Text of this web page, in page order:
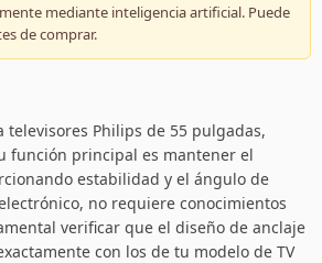
mediante inteligencia artificial. Puede
de comprar.
televisores Philips de 55 pulgadas,
función principal es mantener el
estabilidad y el ángulo de
no requiere conocimientos
verificar que el diseño de anclaje
con los de tu modelo de TV